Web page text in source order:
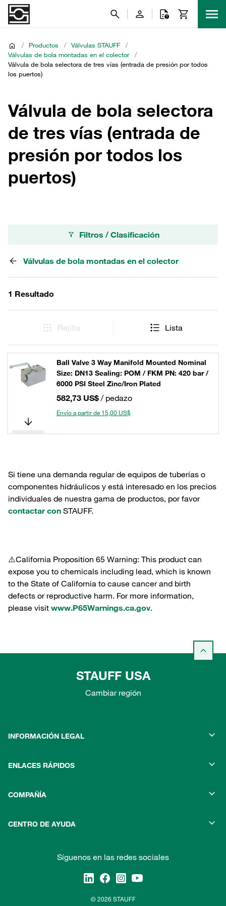
/ Productos / Válvulas STAUFF
/
Válvulas de bola montadas en el colector
/
Válvula de bola selectora de tres vías (entrada de presión por todos
los puertos)
Válvula de bola selectora
de tres vías (entrada de
presión por todos los
puertos)
Filtros / Clasificación
Válvulas de bola montadas en el colector
1 Resultado
Rejilla Lista
Ball Valve 3 Way Manifold Mounted Nominal
Size: DN13 Sealing: POM / FKM PN: 420 bar /
6000 PSI Steel Zinc/Iron Plated
582,73 US$ / pedazo
Envío a partir de 15,00 US$
Si tiene una demanda regular de equipos de tuberías o
componentes hidráulicos y está interesado en los precios
individuales de nuestra gama de productos, por favor
contactar con STAUFF.
⚠️California Proposition 65 Warning: This product can
expose you to chemicals including lead, which is known
to the State of California to cause cancer and birth
defects or reproductive harm. For more information,
please visit www.P65Warnings.ca.gov.
STAUFF USA
Cambiar región
INFORMACIÓN LEGAL
ENLACES RÁPIDOS
COMPAÑÍA
CENTRO DE AYUDA
Síguenos en las redes sociales
© 2026 STAUFF